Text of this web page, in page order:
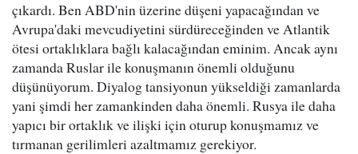
çıkardı. Ben ABD'nin üzerine düşeni yapacağından ve
Avrupa'daki mevcudiyetini sürdüreceğinden ve Atlantik
ötesi ortaklıklara bağlı kalacağından eminim. Ancak aynı
zamanda Ruslar ile konuşmanın önemli olduğunu
düşünüyorum. Diyalog tansiyonun yükseldiği zamanlarda
yani şimdi her zamankinden daha önemli. Rusya ile daha
yapıcı bir ortaklık ve ilişki için oturup konuşmamız ve
tırmanan gerilimleri azaltmamız gerekiyor.